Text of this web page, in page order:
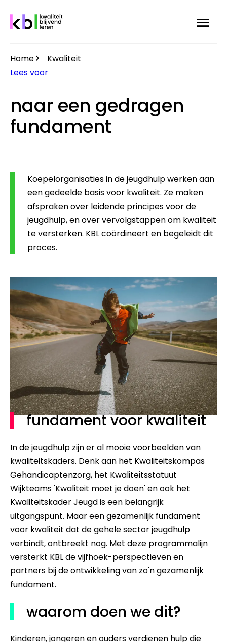
inhoud
gaan
Kruimelpad
Home
Kwaliteit
Lees voor
naar een gedragen
fundament
Koepelorganisaties in de jeugdhulp werken aan
een gedeelde basis voor kwaliteit. Ze maken
afspraken over leidende principes voor de
jeugdhulp, en over vervolgstappen om kwaliteit
te versterken. KBL coördineert en begeleidt dit
proces.
fundament voor kwaliteit
In de jeugdhulp zijn er al mooie voorbeelden van
kwaliteitskaders. Denk aan het Kwaliteitskompas
Gehandicaptenzorg, het Kwaliteitsstatuut
Wijkteams 'Kwaliteit moet je doen' en ook het
Kwaliteitskader Jeugd is een belangrijk
uitgangspunt. Maar een gezamenlijk fundament
voor kwaliteit dat de gehele sector jeugdhulp
verbindt, ontbreekt nog. Met deze programmalijn
versterkt KBL de vijfhoek-perspectieven en
partners bij de ontwikkeling van zo'n gezamenlijk
fundament.
waarom doen we dit?
Kinderen, jongeren en ouders verdienen hulp die